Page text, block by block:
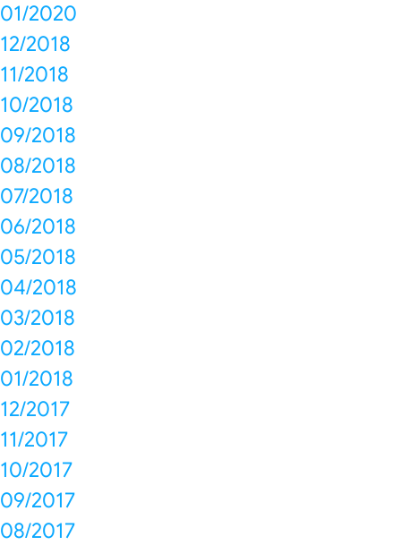
01/2020
12/2018
11/2018
10/2018
09/2018
08/2018
07/2018
06/2018
05/2018
04/2018
03/2018
02/2018
01/2018
12/2017
11/2017
10/2017
09/2017
08/2017